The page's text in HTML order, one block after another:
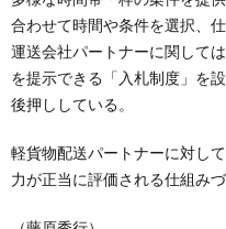
合わせて時間や条件を選択、
運送会社パートナーに関して
を提示できる「入札制度」を
後押ししている。
軽貨物配送パートナーに対し
力が正当に評価される仕組み